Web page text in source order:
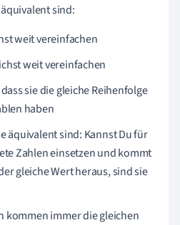
sind:
weit vereinfachen
weit vereinfachen
sie die gleiche Reihenfolge
haben
äquivalent sind: Kannst Du für
Zahlen einsetzen und kommt
gleiche Wert heraus, sind sie
kommen immer die gleichen